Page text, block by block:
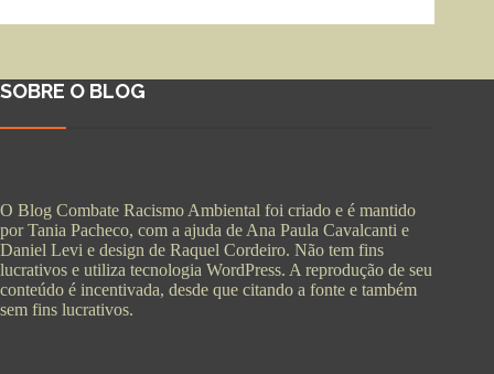
SOBRE O BLOG
O Blog Combate Racismo Ambiental foi criado e é mantido
por Tania Pacheco, com a ajuda de Ana Paula Cavalcanti e
Daniel Levi e design de Raquel Cordeiro. Não tem fins
lucrativos e utiliza tecnologia WordPress. A reprodução de seu
conteúdo é incentivada, desde que citando a fonte e também
sem fins lucrativos.